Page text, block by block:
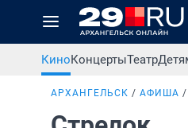
КиноКонцертыТеатр
АРХАНГЕЛЬСК АФИША